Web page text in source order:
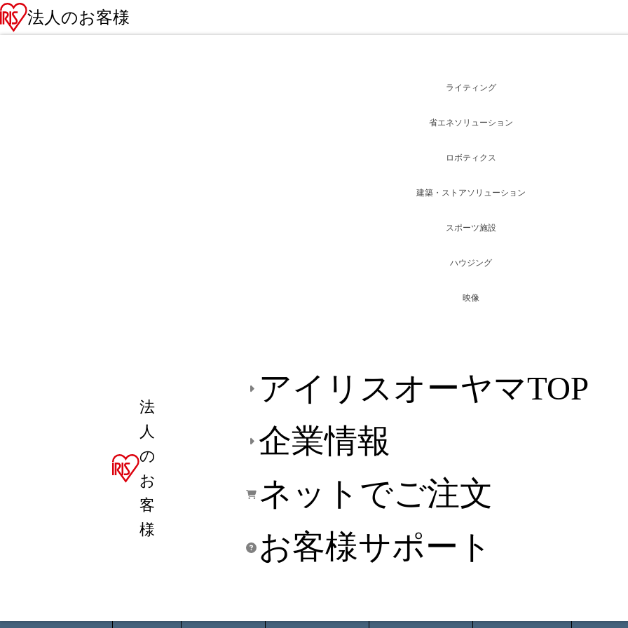
法人のお客様
法
人
の
お
客
様
アイリスオーヤマTOP
企業情報
ネットでご注文
お客様サポート
ライティング
省エネソリューション
ロボティクス
建築・ストアソリューション
スポーツ施設
ハウジング
映像